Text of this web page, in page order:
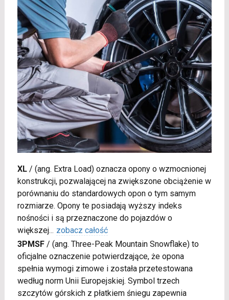
XL/ (ang. Extra Load) oznacza opony o wzmocnionej
konstrukcji, pozwalającej na zwiększone obciążenie w
porównaniu do standardowych opon o tym samym
rozmiarze. Opony te posiadają wyższy indeks
nośności i są przeznaczone do pojazdów o
większej... zobacz całość
3PMSF/ (ang. Three-Peak Mountain Snowflake) to
oficjalne oznaczenie potwierdzające, że opona
spełnia wymogi zimowe i została przetestowana
według norm Unii Europejskiej. Symbol trzech
szczytów górskich z płatkiem śniegu zapewnia